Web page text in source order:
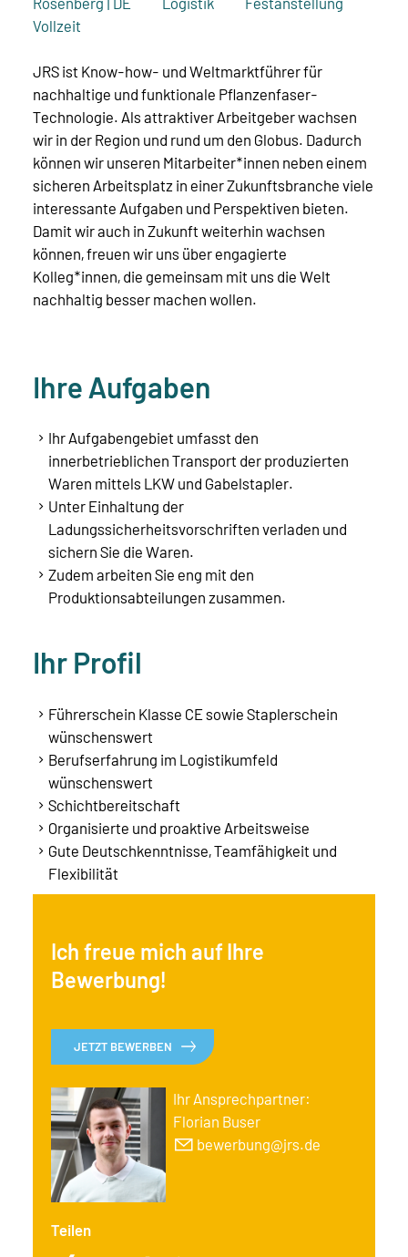
Vollzeit
JRS ist Know-how- und Weltmarktführer für
nachhaltige und funktionale Pflanzenfaser-
Technologie. Als attraktiver Arbeitgeber wachsen
wir in der Region und rund um den Globus. Dadurch
können wir unseren Mitarbeiter*innen neben einem
sicheren Arbeitsplatz in einer Zukunftsbranche viele
interessante Aufgaben und Perspektiven bieten.
Damit wir auch in Zukunft weiterhin wachsen
können, freuen wir uns über engagierte
Kolleg*innen, die gemeinsam mit uns die Welt
nachhaltig besser machen wollen.
Ihre Aufgaben
Ihr Aufgabengebiet umfasst den
innerbetrieblichen Transport der produzierten
Waren mittels LKW und Gabelstapler.
Unter Einhaltung der
Ladungssicherheitsvorschriften verladen und
sichern Sie die Waren.
Zudem arbeiten Sie eng mit den
Produktionsabteilungen zusammen.
Ihr Profil
Führerschein Klasse CE sowie Staplerschein
wünschenswert
Berufserfahrung im Logistikumfeld
wünschenswert
Schichtbereitschaft
Organisierte und proaktive Arbeitsweise
Gute Deutschkenntnisse, Teamfähigkeit und
Flexibilität
Ich freue mich auf Ihre
Bewerbung!
JETZT BEWERBEN
Ihr Ansprechpartner:
Florian Buser
bewerbung@jrs.de
Teilen